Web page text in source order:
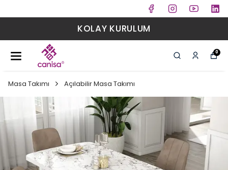
KOLAY KURULUM
0
Masa Takımı Açılabilir Masa Takımı